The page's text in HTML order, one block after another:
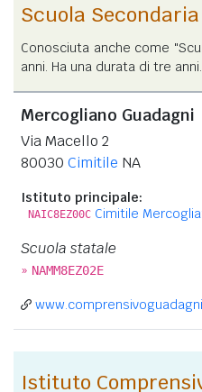
Scuola
Conosciuta anche come
anni. Ha una durata di tre anni.
Mercogliano Guadagni
Via Macello 2
80030 Cimitile NA
Istituto principale:
NAIC8EZ00C Cimitile
Scuola statale
» NAMM8EZ02E
Istituto